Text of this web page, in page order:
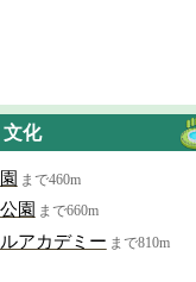
化
まで460m
園 まで660m
アカデミー まで810m